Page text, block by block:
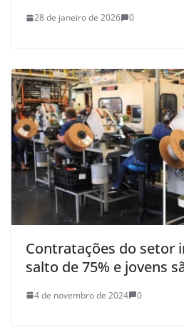
28 de janeiro de 2026 0
Contratações do setor
salto de 75% e jovens
4 de novembro de 2024 0